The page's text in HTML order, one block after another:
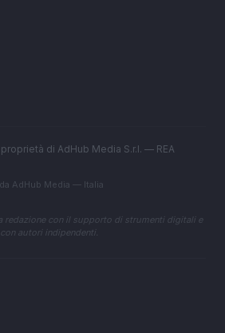
di AdHub Media S.r.l. — REA
AdHub Media — Italia
redazione con il supporto di strumenti digitali e
autori indipendenti.